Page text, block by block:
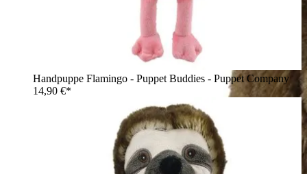
Handpuppe Flamingo - Puppet Buddies - Puppet Company
14,90 €*